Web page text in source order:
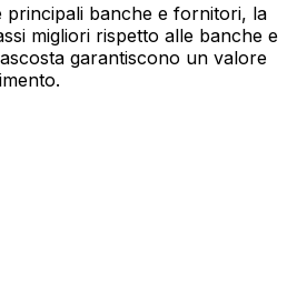
banche e fornitori, la
migliori rispetto alle banche e
garantiscono un valore